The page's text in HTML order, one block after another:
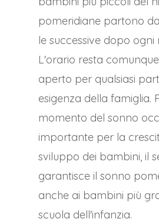
pomeridiane partono
le successive dopo ogni
L'orario resta
aperto per qualsiasi
esigenza della famiglia.
momento del sonno
importante per la
sviluppo dei bambini, il
garantisce il sonno
anche ai bambini più
scuola dell'infanzia.